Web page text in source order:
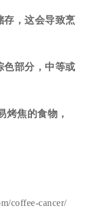
，这会导致烹
部分，中等或
烤焦的食物，
coffee-cancer/